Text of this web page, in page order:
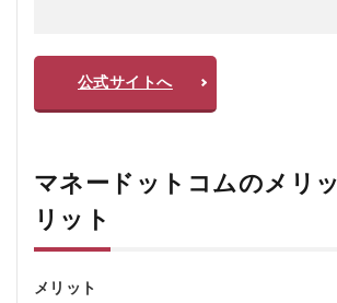
公式サイトへ
マネードットコムのメリ
リット
メリット